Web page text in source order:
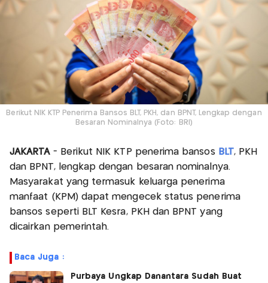
Berikut NIK KTP Penerima Bansos BLT, PKH, dan BPNT, Lengkap dengan
Besaran Nominalnya (Foto: BRI)
JAKARTA - Berikut NIK KTP penerima bansos BLT, PKH
dan BPNT, lengkap dengan besaran nominalnya.
Masyarakat yang termasuk keluarga penerima
manfaat (KPM) dapat mengecek status penerima
bansos seperti BLT Kesra, PKH dan BPNT yang
dicairkan pemerintah.
Baca Juga :
Purbaya Ungkap Danantara Sudah Buat